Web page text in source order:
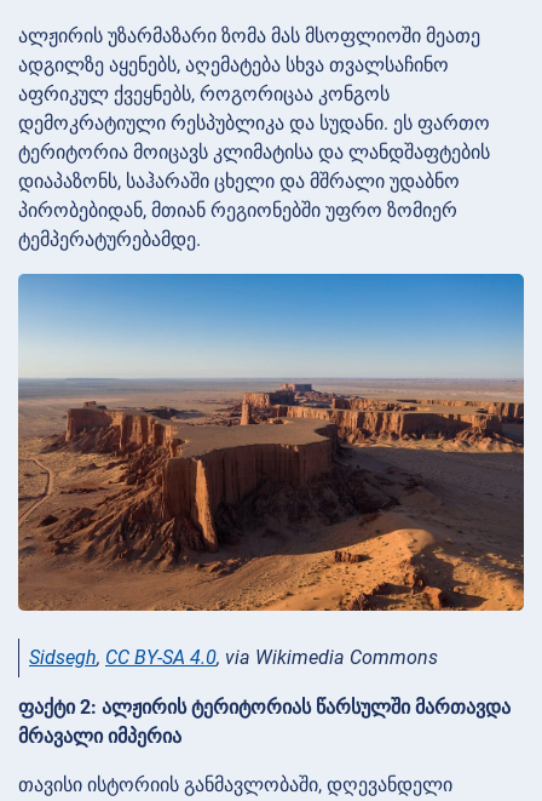
ალჟირის უზარმაზარი ზომა მას მსოფლიოში მეათე
ადგილზე აყენებს, აღემატება სხვა თვალსაჩინო
აფრიკულ ქვეყნებს, როგორიცაა კონგოს
დემოკრატიული რესპუბლიკა და სუდანი. ეს ფართო
ტერიტორია მოიცავს კლიმატისა და ლანდშაფტების
დიაპაზონს, საჰარაში ცხელი და მშრალი უდაბნო
პირობებიდან, მთიან რეგიონებში უფრო ზომიერ
ტემპერატურებამდე.
Sidsegh, CC BY-SA 4.0, via Wikimedia Commons
ფაქტი 2: ალჟირის ტერიტორიას წარსულში მართავდა
მრავალი იმპერია
თავისი ისტორიის განმავლობაში, დღევანდელი